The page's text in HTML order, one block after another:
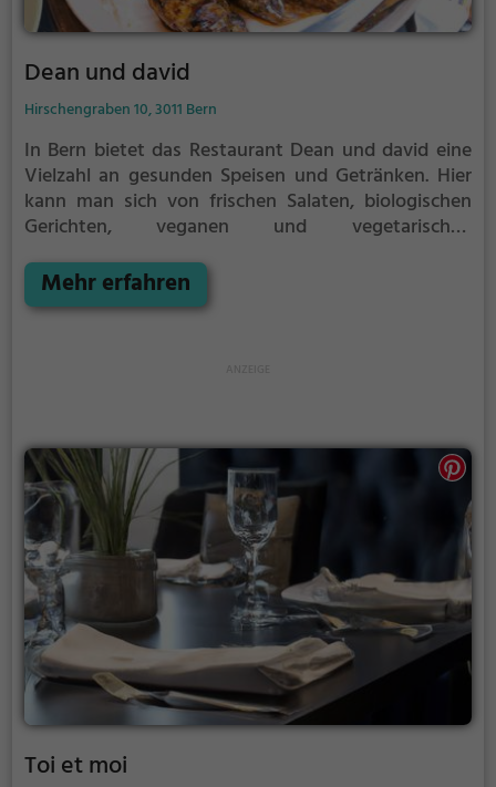
Dean und david
Hirschengraben 10, 3011 Bern
In Bern bietet das Restaurant Dean und david eine
Vielzahl an gesunden Speisen und Getränken. Hier
kann man sich von frischen Salaten, biologischen
Gerichten, veganen und vegetarischen
Ambiente lädt zum Verweilen ein, sei es beim
ausgiebigen Frühstück oder einem gesunden
Mehr erfahren
Toi et moi